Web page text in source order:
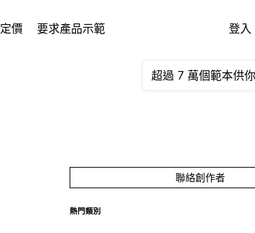
定價 要求產品示範 登入
聯絡創作者
熱門類別